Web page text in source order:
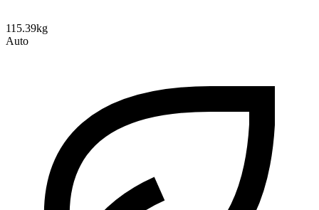
115.39kg
Auto